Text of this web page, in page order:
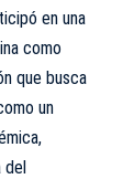
en una
como
que busca
un
del